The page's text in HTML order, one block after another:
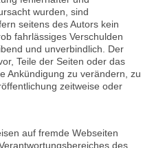
wurden, sind
seitens des Autors kein
fahrlässiges Verschulden
und unverbindlich. Der
Teile der Seiten oder das
Ankündigung zu verändern, zu
zeitweise oder
auf fremde Webseiten
des